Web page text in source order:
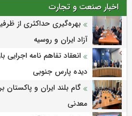
اخبار صنعت و تجارت
بهره‌گیری حداکثری از
آزاد ایران و روسیه
انعقاد تفاهم نامه اجرایی
دیده پارس جنوبی
گام بلند ایران و
معدنی